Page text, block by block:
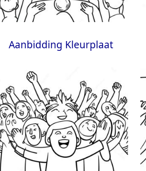
Aanbidding Kleurplaat